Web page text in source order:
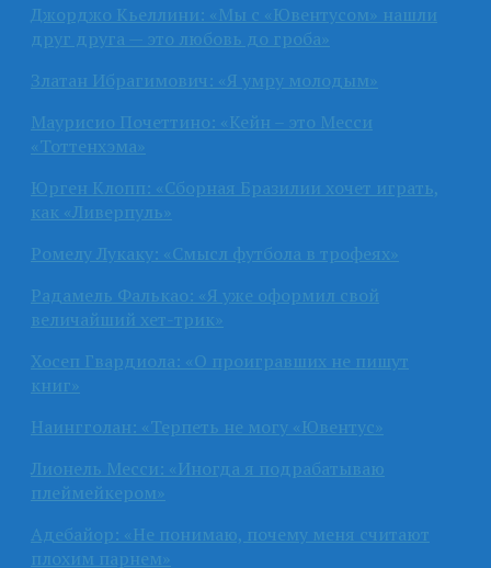
Джорджо Кьеллини: «Мы с «Ювентусом» нашли
друг друга — это любовь до гроба»
Златан Ибрагимович: «Я умру молодым»
Маурисио Почеттино: «Кейн – это Месси
«Тоттенхэма»
Юрген Клопп: «Сборная Бразилии хочет играть,
как «Ливерпуль»
Ромелу Лукаку: «Смысл футбола в трофеях»
Радамель Фалькао: «Я уже оформил свой
величайший хет-трик»
Хосеп Гвардиола: «О проигравших не пишут
книг»
Наингголан: «Терпеть не могу «Ювентус»
Лионель Месси: «Иногда я подрабатываю
плеймейкером»
Адебайор: «Не понимаю, почему меня считают
плохим парнем»